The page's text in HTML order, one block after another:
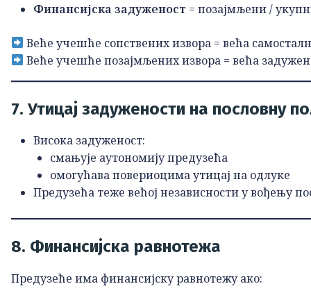
Финансијска задуженост = позајмљени /
Веће учешће сопствених извора = већа
Веће учешће позајмљених извора = већа
7. Утицај задужености на пословну
Висока задуженост:
смањује аутономију предузећа
омогућава повериоцима утицај на одлуке
Предузећа теже већој независности у вођењу
8. Финансијска равнотежа
Предузеће има финансијску равнотежу ако: